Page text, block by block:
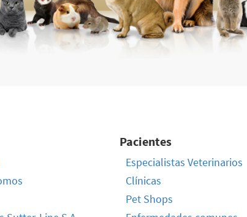
Pacientes
Especialistas Veterinarios
Clínicas
Pet Shops